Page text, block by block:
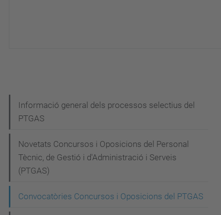
a
c
Informació general dels processos selectius del
PTGAS
Novetats Concursos i Oposicions del Personal
Tècnic, de Gestió i d'Administració i Serveis
(PTGAS)
Convocatòries Concursos i Oposicions del PTGAS